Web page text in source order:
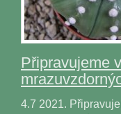
Připravujeme
4.7 2021.